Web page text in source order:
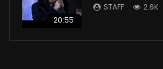
20:55
STAFF 2.6K